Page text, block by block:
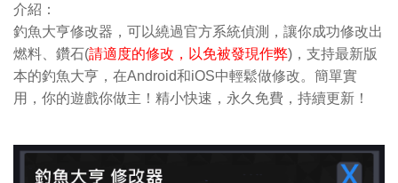
介紹：
釣魚大亨修改器，可以繞過官方系統偵測，讓你成功修改出
燃料、鑽石(請適度的修改，以免被發現作弊)，支持最新版
本的釣魚大亨，在Android和iOS中輕鬆做修改。簡單實
用，你的遊戲你做主！精小快速，永久免費，持續更新！